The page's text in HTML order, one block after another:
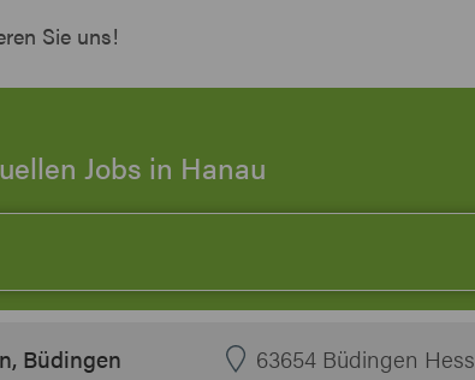
Sie uns!
Jobs in Hanau
Büdingen 63654 Büdingen Hess